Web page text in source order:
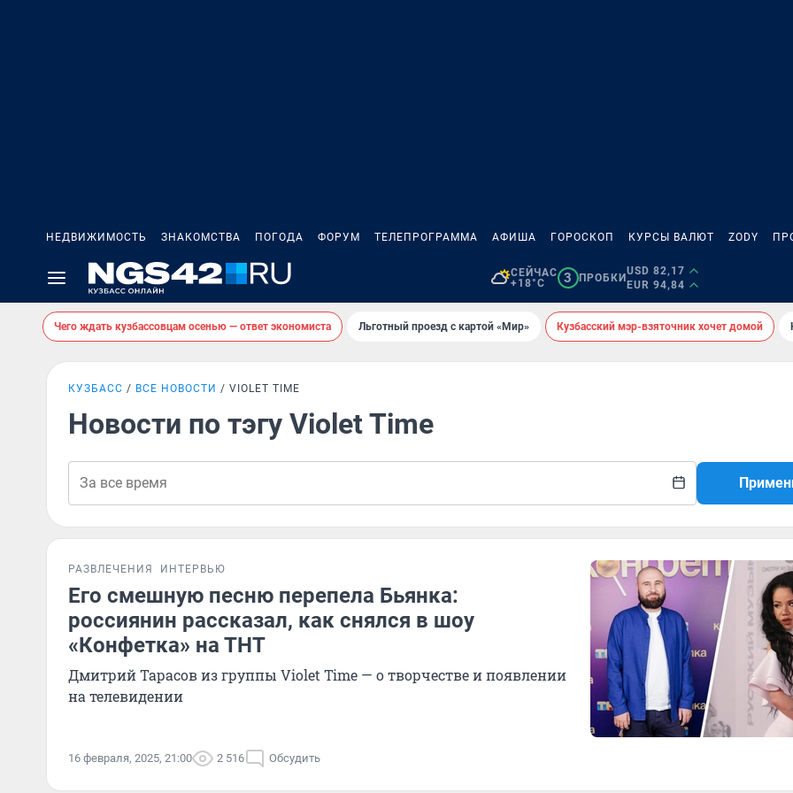
НЕДВИЖИМОСТЬ ЗНАКОМСТВА ПОГОДА ФОРУМ ТЕЛЕПРОГРАММА АФИША ГОРОСКОП КУРСЫ ВАЛЮТ ZODY
СЕЙЧАС
+18°C
3 ПРОБКИ
USD 82,17
EUR 94,84
Чего ждать кузбассовцам осенью — ответ экономиста Льготный проезд с картой «Мир» Кузбасский мэр-взяточник хочет домой
КУЗБАСС ВСЕ НОВОСТИ VIOLET TIME
Новости по тэгу Violet Time
РАЗВЛЕЧЕНИЯ ИНТЕРВЬЮ
Его смешную песню перепела Бьянка:
россиянин рассказал, как снялся в шоу
«Конфетка» на ТНТ
Дмитрий Тарасов из группы Violet Time — о творчестве и появлении
на телевидении
16 февраля, 2025, 21:00 2 516 Обсудить